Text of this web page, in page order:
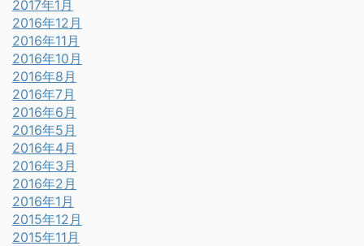
2017年1月
2016年12月
2016年11月
2016年10月
2016年8月
2016年7月
2016年6月
2016年5月
2016年4月
2016年3月
2016年2月
2016年1月
2015年12月
2015年11月